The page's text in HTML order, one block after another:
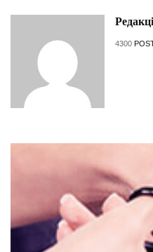
4300